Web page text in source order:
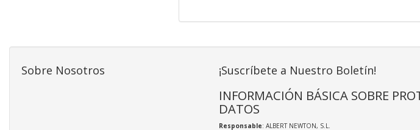
Sobre Nosotros ¡Suscríbete a Nuestro Boletín!
INFORMACIÓN BÁSICA SOBRE
DATOS
Responsable: ALBERT NEWTON, S.L.